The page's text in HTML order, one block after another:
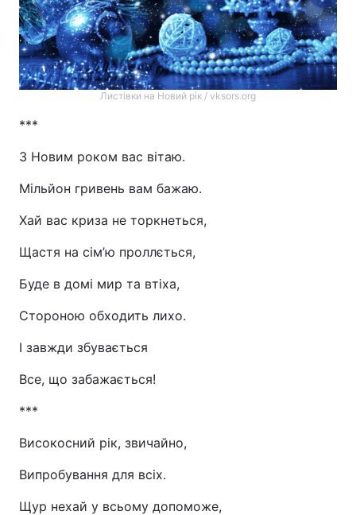
Листівки на Новий рік / vksors.org
***
З Новим роком вас вітаю.
Мільйон гривень вам бажаю.
Хай вас криза не торкнеться,
Щастя на сім’ю проллється,
Буде в домі мир та втіха,
Стороною обходить лихо.
І завжди збувається
Все, що забажається!
***
Високосний рік, звичайно,
Випробування для всіх.
Щур нехай у всьому допоможе,